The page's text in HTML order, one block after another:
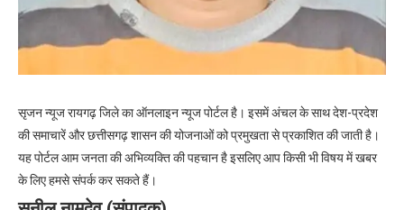
सृजन न्यूज रायगढ़ जिले का ऑनलाइन न्यूज पोर्टल है। इसमें अंचल के साथ देश-प्रदेश
की समाचारें और छत्तीसगढ़ शासन की योजनाओं को प्रमुखता से प्रकाशित की जाती है।
यह पोर्टल आम जनता की अभिव्यक्ति की पहचान है इसलिए आप किसी भी विषय में खबर
के लिए हमसे संपर्क कर सकते हैं।